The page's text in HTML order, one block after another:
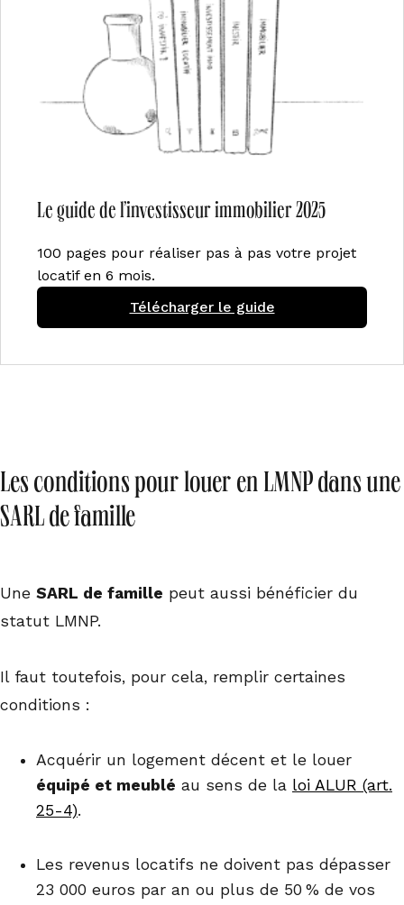
Le guide de l’investisseur immobilier 2025
100 pages pour réaliser pas à pas votre projet
locatif en 6 mois.
Télécharger le guide
Les conditions pour louer en LMNP dans une
SARL de famille
Une SARL de famille peut aussi bénéficier du
statut LMNP.
Il faut toutefois, pour cela, remplir certaines
conditions :
Acquérir un logement décent et le louer
équipé et meublé au sens de la loi ALUR (art.
25-4).
Les revenus locatifs ne doivent pas dépasser
23 000 euros par an ou plus de 50 % de vos